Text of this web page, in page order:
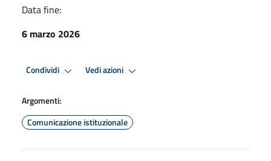
Data fine:
6 marzo 2026
Condividi Vedi azioni
Argomenti:
Comunicazione istituzionale